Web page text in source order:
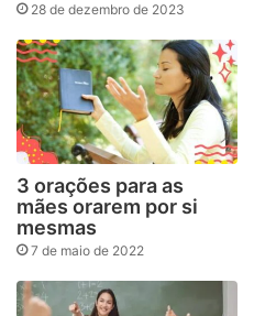
28 de dezembro de 2023
3 orações para as
mães orarem por si
mesmas
7 de maio de 2022